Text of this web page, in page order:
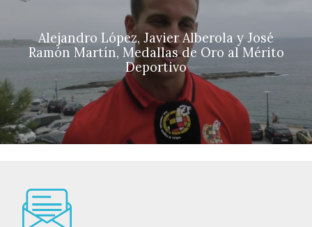
Alejandro López, Javier Alberola y José
Ramón Martín, Medallas de Oro al Mérito
Deportivo